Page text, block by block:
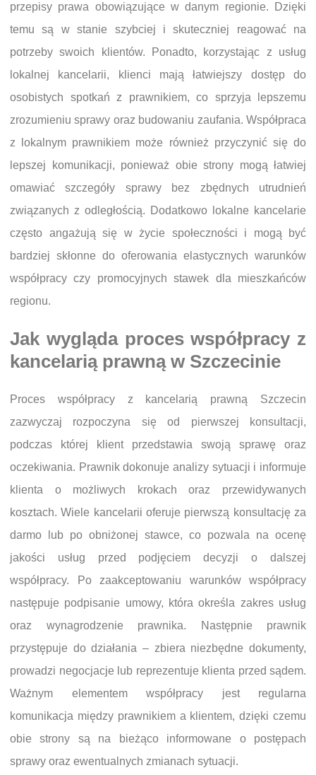
przepisy prawa obowiązujące w danym regionie. Dzięki
temu są w stanie szybciej i skuteczniej reagować na
potrzeby swoich klientów. Ponadto, korzystając z usług
lokalnej kancelarii, klienci mają łatwiejszy dostęp do
osobistych spotkań z prawnikiem, co sprzyja lepszemu
zrozumieniu sprawy oraz budowaniu zaufania. Współpraca
z lokalnym prawnikiem może również przyczynić się do
lepszej komunikacji, ponieważ obie strony mogą łatwiej
omawiać szczegóły sprawy bez zbędnych utrudnień
związanych z odległością. Dodatkowo lokalne kancelarie
często angażują się w życie społeczności i mogą być
bardziej skłonne do oferowania elastycznych warunków
współpracy czy promocyjnych stawek dla mieszkańców
regionu.
Jak wygląda proces współpracy z
kancelarią prawną w Szczecinie
Proces współpracy z kancelarią prawną Szczecin
zazwyczaj rozpoczyna się od pierwszej konsultacji,
podczas której klient przedstawia swoją sprawę oraz
oczekiwania. Prawnik dokonuje analizy sytuacji i informuje
klienta o możliwych krokach oraz przewidywanych
kosztach. Wiele kancelarii oferuje pierwszą konsultację za
darmo lub po obniżonej stawce, co pozwala na ocenę
jakości usług przed podjęciem decyzji o dalszej
współpracy. Po zaakceptowaniu warunków współpracy
następuje podpisanie umowy, która określa zakres usług
oraz wynagrodzenie prawnika. Następnie prawnik
przystępuje do działania – zbiera niezbędne dokumenty,
prowadzi negocjacje lub reprezentuje klienta przed sądem.
Ważnym elementem współpracy jest regularna
komunikacja między prawnikiem a klientem, dzięki czemu
obie strony są na bieżąco informowane o postępach
sprawy oraz ewentualnych zmianach sytuacji.